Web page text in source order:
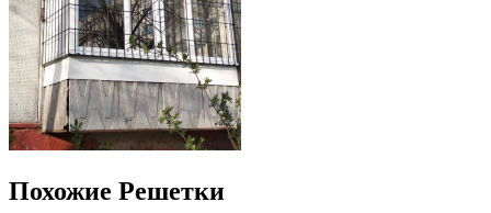
Похожие Решетки